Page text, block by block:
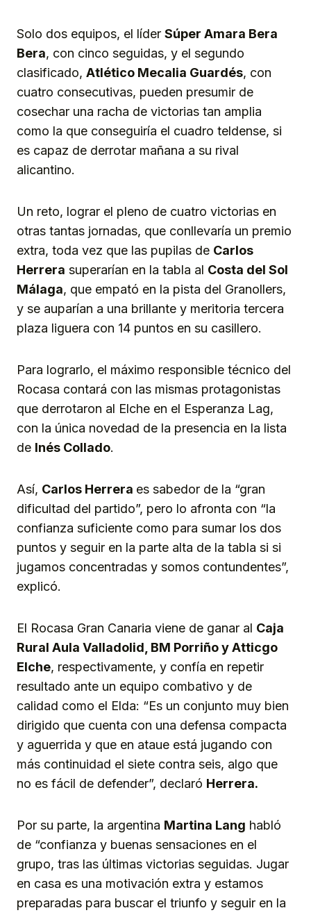
Solo dos equipos, el líder Súper Amara Bera
Bera, con cinco seguidas, y el segundo
clasificado, Atlético Mecalia Guardés, con
cuatro consecutivas, pueden presumir de
cosechar una racha de victorias tan amplia
como la que conseguiría el cuadro teldense, si
es capaz de derrotar mañana a su rival
alicantino.
Un reto, lograr el pleno de cuatro victorias en
otras tantas jornadas, que conllevaría un premio
extra, toda vez que las pupilas de Carlos
Herrera superarían en la tabla al Costa del Sol
Málaga, que empató en la pista del Granollers,
y se auparían a una brillante y meritoria tercera
plaza liguera con 14 puntos en su casillero.
Para lograrlo, el máximo responsible técnico del
Rocasa contará con las mismas protagonistas
que derrotaron al Elche en el Esperanza Lag,
con la única novedad de la presencia en la lista
de Inés Collado.
Así, Carlos Herrera es sabedor de la “gran
dificultad del partido”, pero lo afronta con “la
confianza suficiente como para sumar los dos
puntos y seguir en la parte alta de la tabla si si
jugamos concentradas y somos contundentes”,
explicó.
El Rocasa Gran Canaria viene de ganar al Caja
Rural Aula Valladolid, BM Porriño y Atticgo
Elche, respectivamente, y confía en repetir
resultado ante un equipo combativo y de
calidad como el Elda: “Es un conjunto muy bien
dirigido que cuenta con una defensa compacta
y aguerrida y que en ataue está jugando con
más continuidad el siete contra seis, algo que
no es fácil de defender”, declaró Herrera.
Por su parte, la argentina Martina Lang habló
de “confianza y buenas sensaciones en el
grupo, tras las últimas victorias seguidas. Jugar
en casa es una motivación extra y estamos
preparadas para buscar el triunfo y seguir en la